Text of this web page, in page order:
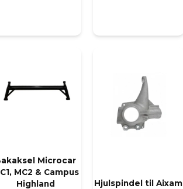
Microcar
MC2 & Campus
Highland
Hjulspindel til Aixam